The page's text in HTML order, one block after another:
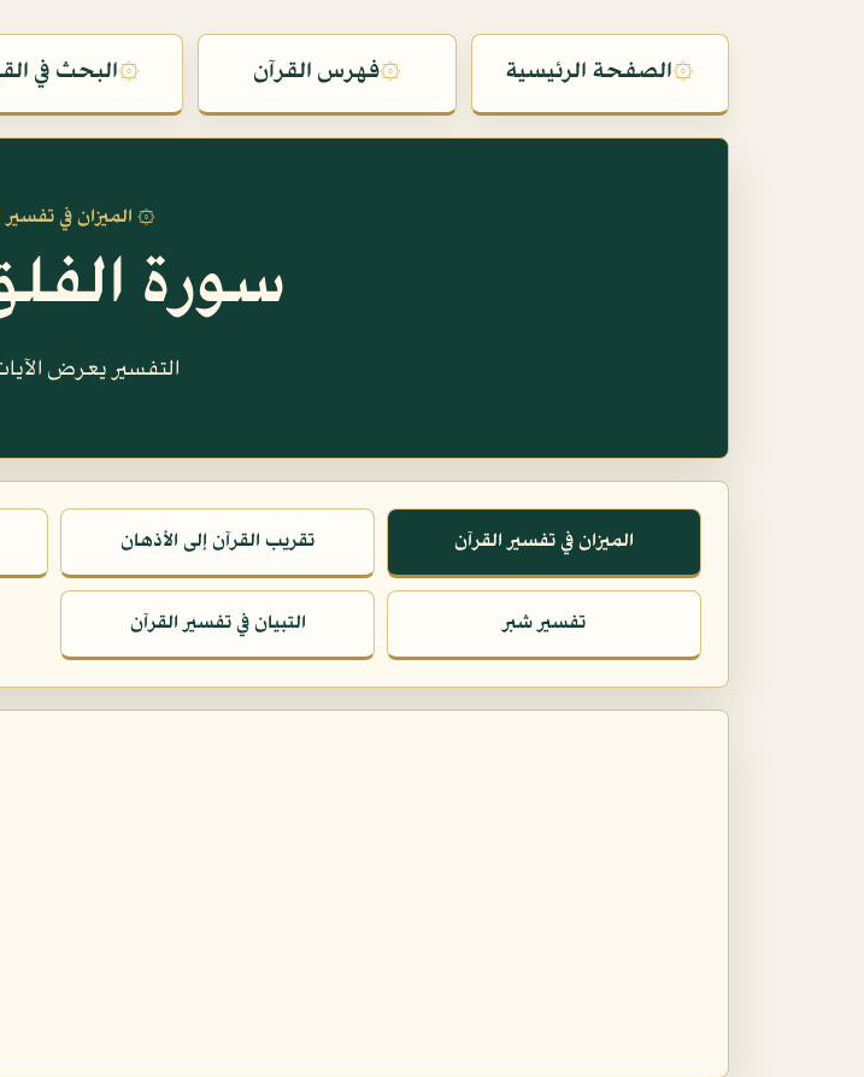
۞الصفحة الرئيسية ۞فهرس القرآن ۞البحث في
۞ الميزان في تفسير
سورة
التفسير يعرض الآيات ١
الميزان في تفسير القرآن تقريب القرآن إلى الأذهان
تفسير شبر التبيان في تفسير القرآن